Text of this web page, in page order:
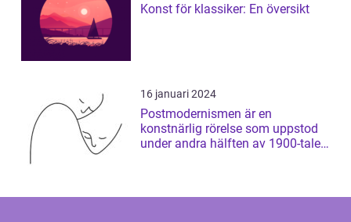
Konst för klassiker: En översikt
16 januari 2024
Postmodernismen är en
konstnärlig rörelse som uppstod
under andra hälften av 1900-talet